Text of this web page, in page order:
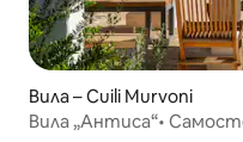
Вила – Cuili Murvoni
Вила „Антиса“•